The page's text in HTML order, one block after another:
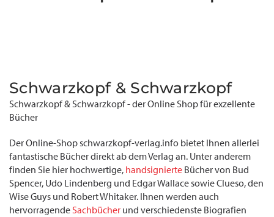
Schwarzkopf & Schwarzkopf
Schwarzkopf & Schwarzkopf - der Online Shop für exzellente
Bücher
Der Online-Shop schwarzkopf-verlag.info bietet Ihnen allerlei
fantastische Bücher direkt ab dem Verlag an. Unter anderem
finden Sie hier hochwertige, handsignierte Bücher von Bud
Spencer, Udo Lindenberg und Edgar Wallace sowie Clueso, den
Wise Guys und Robert Whitaker. Ihnen werden auch
hervorragendeSachbücher und verschiedenste Biografien